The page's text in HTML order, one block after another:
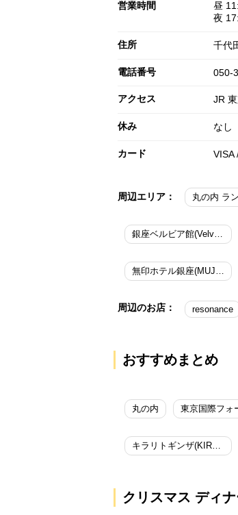
営業時間
昼
夜
住所 千代
電話番号 050-
アクセス JR
休み なし
カード VISA
周辺エリア： 丸の内 ラ
銀座ベルビア館(Velvia) ランチ 女子会
無印ホテル銀座(MUJI HOTEL GINZA) ランチ 女子会
周辺のお店： resonance
おすすめまとめ
丸の内 東京国際フォ
キラリトギンザ(KIRARITO GINZA)
クリスマス ディ